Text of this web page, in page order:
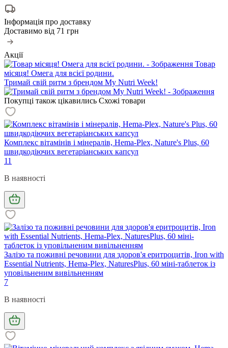
Інформація про доставку
Доставимо від 71 грн
Акції
Товар
місяця! Омега для всієї родини.
Тримай свій ритм з брендом My Nutri Week!
Покупці також цікавились Схожі товари
Комплекс вітамінів і мінералів, Hema-Plex, Nature's Plus, 60
швидкодіючих вегетаріанських капсул
11
В наявності
Залізо та поживні речовини для здоров'я еритроцитів, Iron with
Essential Nutrients, Hema-Plex, NaturesPlus, 60 міні-таблеток із
уповільненим вивільненням
7
В наявності